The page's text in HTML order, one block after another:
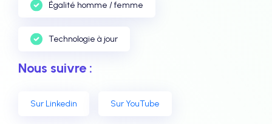
Égalité homme / femme
Technologie à jour
Nous suivre :
Sur Linkedin Sur YouTube